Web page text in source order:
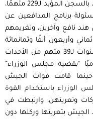
“الجائر” الصادر أمس الأربعاء 4 فبراير 2015، بالسجن المؤبد لـ229 متهمًا،
برنامج المدافعين عن
نافع وآخرين، وتغريمهم
وأربعون ألفًا وثمانمائة
وثمانية عشر جنيهًا، والسجن لمدة 10 سنوات لـ39 متهم من الأحداث
“بقضية مجلس الوزراء”
ترجع أحداثها إلى ديسمبر 2011 حينما قامت قوات الجيش
الوزراء باستخدام القوة
وتعريتهن، وارتبطت في
الجيش بتعريتها وركلها دون